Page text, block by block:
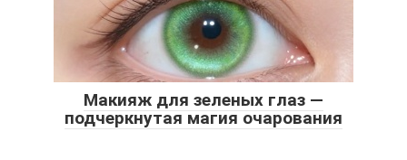
Макияж для зеленых глаз —
подчеркнутая магия очарования